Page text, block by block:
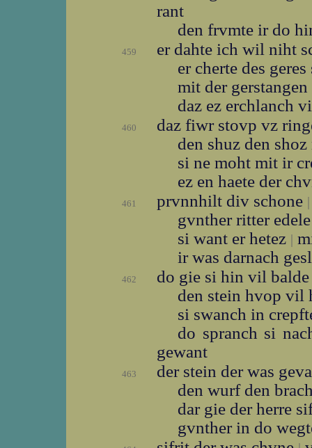
rant
den frvmte ir do
459
er dahte ich wil niht
er cherte des
mit der gerstangen
daz ez erchlanch
460
daz fiwr stovp vz
den shuz den
si ne moht mit ir
ez en haete der
461 prvnnhilt div schone |
gvnther ritter
si want er hetez |
ir was darnach
462
do gie si hin vil
den stein hvop vil
si swanch in
do spranch si
gewant
463
der stein der was
den wurf den
dar gie der herre
gvnther in do